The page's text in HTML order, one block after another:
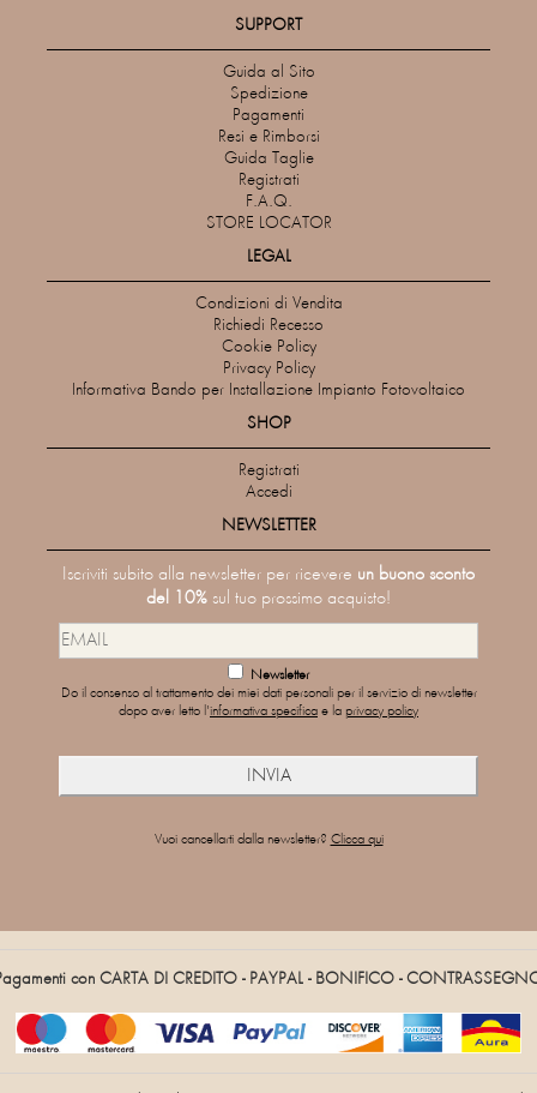
SUPPORT
Guida al Sito
Spedizione
Pagamenti
Resi e Rimborsi
Guida Taglie
Registrati
F.A.Q.
STORE LOCATOR
LEGAL
Condizioni di Vendita
Richiedi Recesso
Cookie Policy
Privacy Policy
Informativa Bando per Installazione Impianto Fotovoltaico
SHOP
Registrati
Accedi
NEWSLETTER
Iscriviti subito alla newsletter per ricevere un buono sconto
del 10% sul tuo prossimo acquisto!
Newsletter
Do il consenso al trattamento dei miei dati personali per il servizio di newsletter
dopo aver letto l'informativa specifica e la privacy policy
Vuoi cancellarti dalla newsletter? Clicca qui
con CARTA DI CREDITO - PAYPAL - BONIFICO -